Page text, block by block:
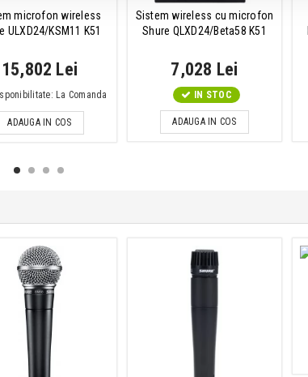
microfon wireless
ULXD24/KSM11 K51
15,802 Lei
La Comanda
ADAUGA IN COS
Sistem wireless cu microfon
Shure QLXD24/Beta58 K51
7,028 Lei
IN STOC
ADAUGA IN COS